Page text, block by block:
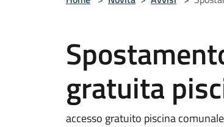
gratuita
accesso gratuito piscina